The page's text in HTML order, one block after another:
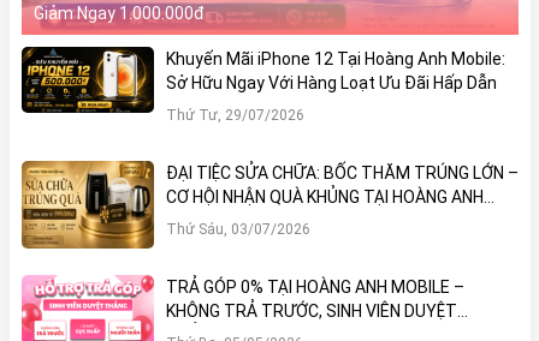
Giảm Ngay 1.000.000đ
Khuyến Mãi iPhone 12 Tại Hoàng Anh Mobile:
Sở Hữu Ngay Với Hàng Loạt Ưu Đãi Hấp Dẫn
Thứ Tư, 29/07/2026
ĐẠI TIỆC SỬA CHỮA: BỐC THĂM TRÚNG LỚN –
CƠ HỘI NHẬN QUÀ KHỦNG TẠI HOÀNG ANH
MOBILE
Thứ Sáu, 03/07/2026
TRẢ GÓP 0% TẠI HOÀNG ANH MOBILE –
KHÔNG TRẢ TRƯỚC, SINH VIÊN DUYỆT
THẲNG!